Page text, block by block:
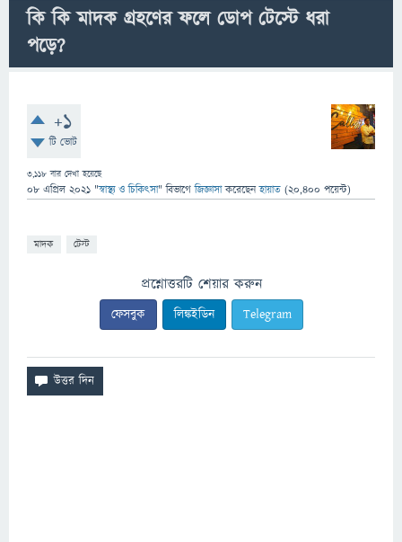
কি কি মাদক গ্রহণের ফলে ডোপ টেস্টে ধরা
পড়ে?
+1
টি ভোট
3,118 বার দেখা হয়েছে
08 এপ্রিল 2021 "স্বাস্থ্য ও চিকিৎসা" বিভাগে জিজ্ঞাসাকরেছেনহায়াত (20,400 পয়েন্ট)
মাদক টেস্ট
প্রশ্নোত্তরটি শেয়ার করুন
ফেসবুক লিঙ্কইডিন Telegram